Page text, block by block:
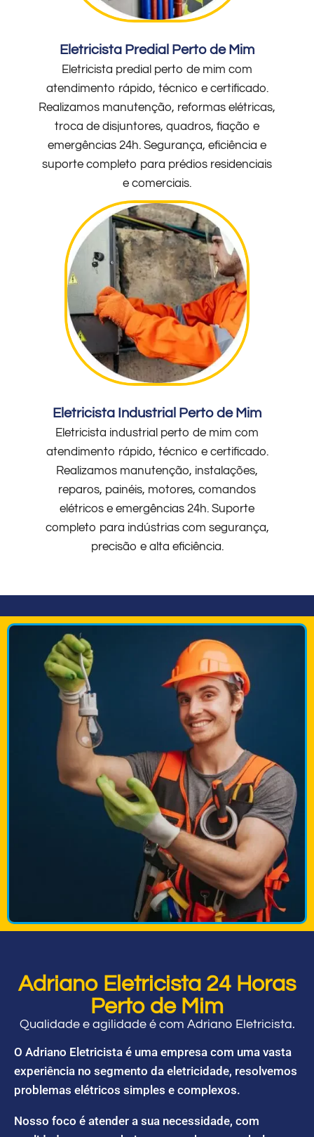
Eletricista Predial Perto de Mim
Eletricista predial perto de mim com
atendimento rápido, técnico e certificado.
Realizamos manutenção, reformas elétricas,
troca de disjuntores, quadros, fiação e
emergências 24h. Segurança, eficiência e
suporte completo para prédios residenciais
e comerciais.
Eletricista Industrial Perto de Mim
Eletricista industrial perto de mim com
atendimento rápido, técnico e certificado.
Realizamos manutenção, instalações,
reparos, painéis, motores, comandos
elétricos e emergências 24h. Suporte
completo para indústrias com segurança,
precisão e alta eficiência.
Adriano Eletricista 24 Horas
Perto de Mim
Qualidade e agilidade é com Adriano Eletricista.
O Adriano Eletricista é uma empresa com uma vasta
experiência no segmento da eletricidade, resolvemos
problemas elétricos simples e complexos.
Nosso foco é atender a sua necessidade, com